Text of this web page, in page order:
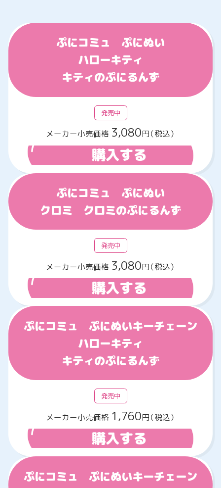
ぷにコミュ ぷにぬい
ハローキティ
キティのぷにるんず
発売中
メーカー小売価格 3,080円（税込）
購入する
ぷにコミュ ぷにぬい
クロミ クロミのぷにるんず
発売中
メーカー小売価格 3,080円（税込）
購入する
ぷにコミュ ぷにぬいキーチェーン
ハローキティ
キティのぷにるんず
発売中
メーカー小売価格 1,760円（税込）
購入する
ぷにコミュ ぷにぬいキーチェーン